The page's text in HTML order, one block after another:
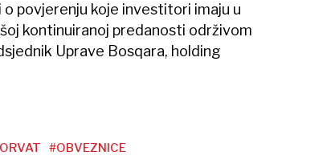
povjerenju koje investitori imaju u
kontinuiranoj predanosti održivom
Uprave Bosqara, holding
#OBVEZNICE